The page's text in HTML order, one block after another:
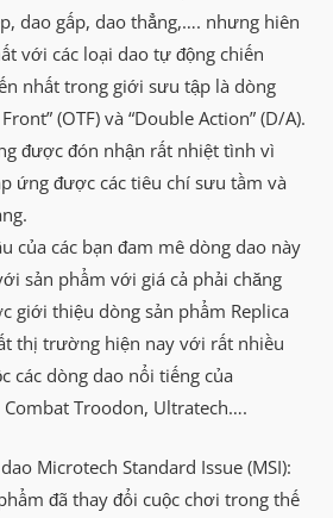
dao gấp, dao thẳng,…. nhưng hiên
với các loại dao tự động chiến
nhất trong giới sưu tập là dòng
(OTF) và “Double Action” (D/A).
được đón nhận rất nhiệt tình vì
ứng được các tiêu chí sưu tầm và
của các bạn đam mê dòng dao này
sản phẩm với giá cả phải chăng
giới thiệu dòng sản phẩm Replica
thị trường hiện nay với rất nhiều
các dòng dao nổi tiếng của
Troodon, Ultratech….
Microtech Standard Issue (MSI):
đã thay đổi cuộc chơi trong thế